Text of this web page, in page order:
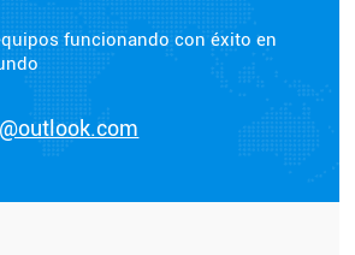
funcionando con éxito en